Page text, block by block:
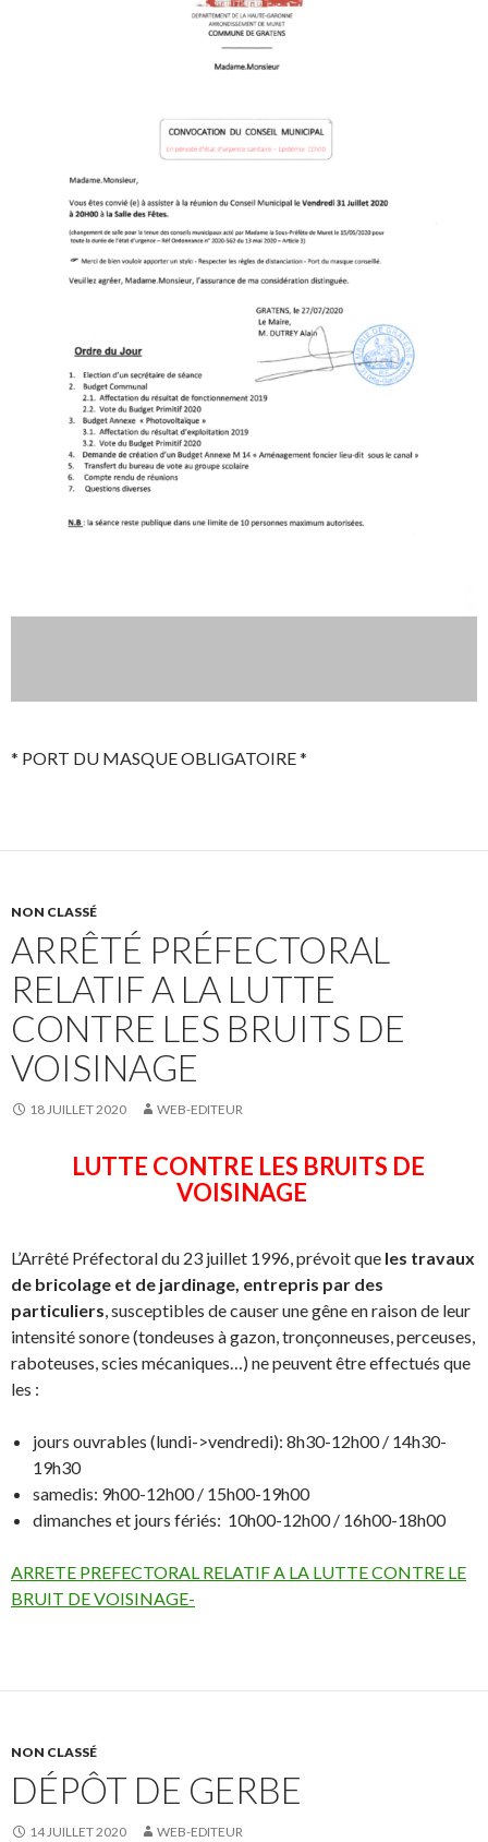
* PORT DU MASQUE OBLIGATOIRE *
NON CLASSÉ
ARRÊTÉ PRÉFECTORAL
RELATIF A LA LUTTE
CONTRE LES BRUITS DE
VOISINAGE
18 JUILLET 2020 WEB-EDITEUR
LUTTE CONTRE LES BRUITS DE
VOISINAGE
L’Arrêté Préfectoral du 23 juillet 1996, prévoit que les travaux
de bricolage et de jardinage, entrepris par des
particuliers, susceptibles de causer une gêne en raison de leur
intensité sonore (tondeuses à gazon, tronçonneuses, perceuses,
raboteuses, scies mécaniques…) ne peuvent être effectués que
les :
jours ouvrables (lundi->vendredi): 8h30-12h00 / 14h30-
19h30
samedis: 9h00-12h00 / 15h00-19h00
dimanches et jours fériés: 10h00-12h00 / 16h00-18h00
ARRETE PREFECTORAL RELATIF A LA LUTTE CONTRE LE
BRUIT DE VOISINAGE-
NON CLASSÉ
DÉPÔT DE GERBE
14 JUILLET 2020 WEB-EDITEUR